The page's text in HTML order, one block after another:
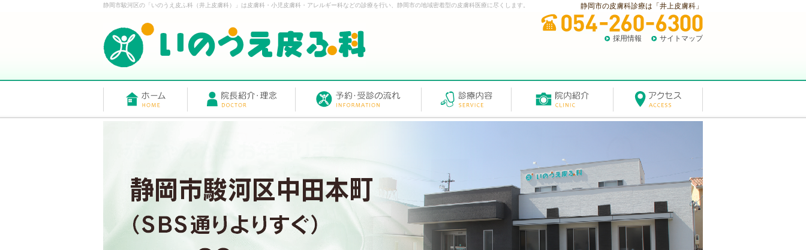
静岡市駿河区の「いのうえ皮ふ科（井上皮膚科）」は皮膚科・小児皮膚科・アレルギー科などの診療を行い、静岡市の地域密着型の皮膚科医療に尽くします。 静岡市の皮膚科診療は「井上皮膚科」
採用情報 サイトマップ